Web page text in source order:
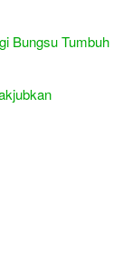
Bungsu Tumbuh